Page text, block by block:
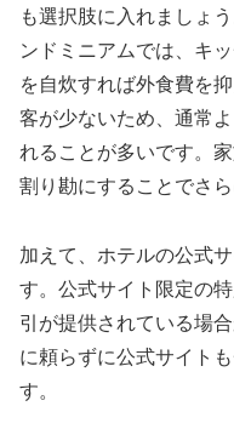
も選択肢に入れましょ
ンドミニアムでは、キ
を自炊すれば外食費を
客が少ないため、通常
れることが多いです。
割り勘にすることでさ
加えて、ホテルの公式
す。公式サイト限定の
引が提供されている場
に頼らずに公式サイト
す。